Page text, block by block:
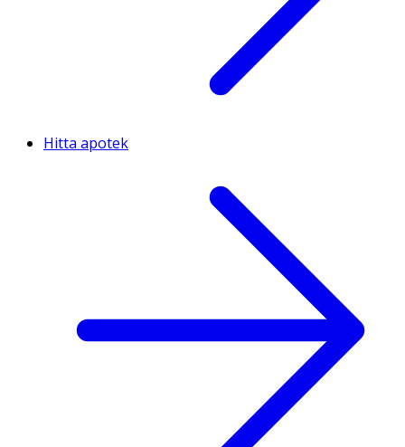
Hitta apotek